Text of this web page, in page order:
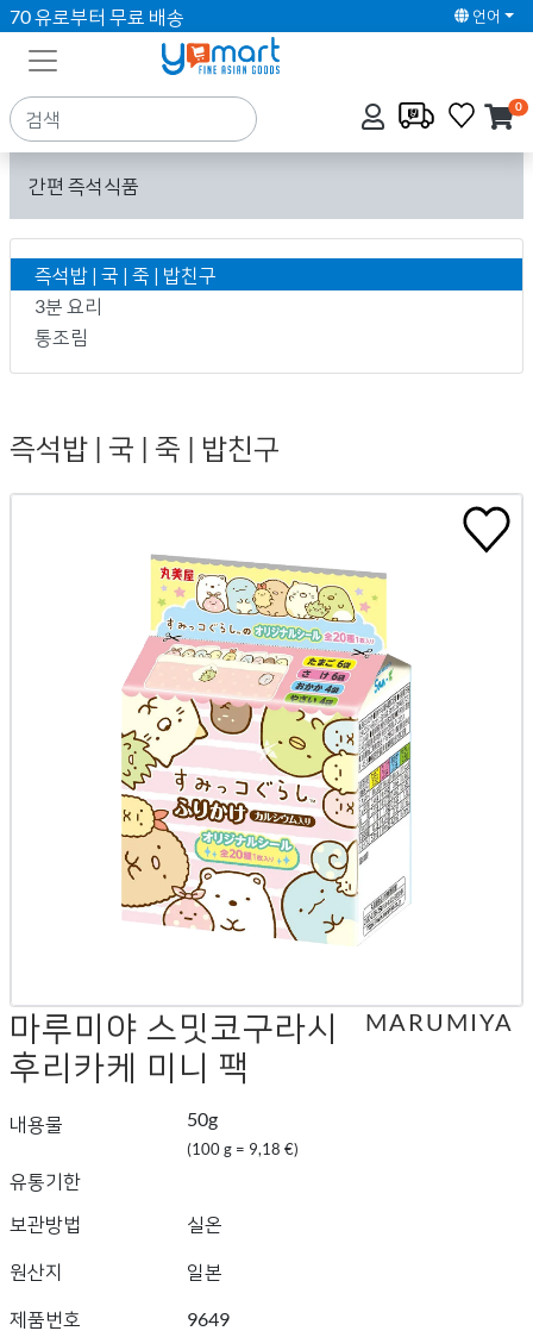
70 유로부터 무료 배송 언어
0
간편 즉석식품
즉석밥 | 국 | 죽 | 밥친구
3분 요리
통조림
즉석밥 | 국 | 죽 | 밥친구
마루미야 스밋코구라시
후리카케 미니 팩
내용물 50g
(100 g = 9,18 €)
유통기한
보관방법
실온
원산지 일본
제품번호 9649
MARUMIYA